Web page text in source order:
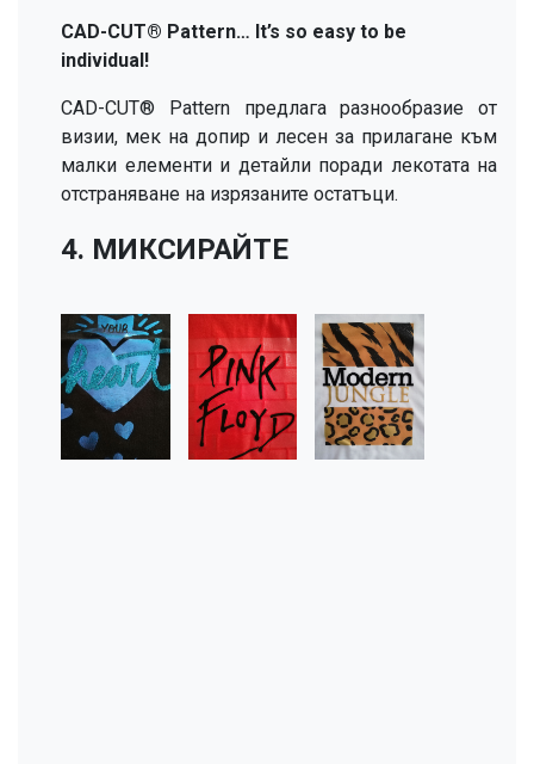
CAD-CUT® Pattern… It’s so easy to be
individual!
CAD-CUT® Pattern предлага разнообразие от
визии, мек на допир и лесен за прилагане към
малки елементи и детайли поради лекотата на
отстраняване на изрязаните остатъци.
4. МИКСИРАЙТЕ